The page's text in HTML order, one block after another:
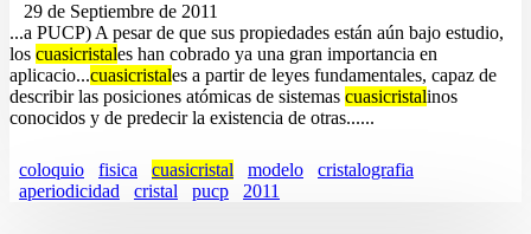
29 de Septiembre de 2011
...a PUCP) A pesar de que sus propiedades están aún bajo estudio,
los cuasicristales han cobrado ya una gran importancia en
aplicacio...cuasicristales a partir de leyes fundamentales, capaz de
describir las posiciones atómicas de sistemas cuasicristalinos
conocidos y de predecir la existencia de otras......
coloquio fisica cuasicristal modelo
cristalografia
aperiodicidad
cristal pucp 2011